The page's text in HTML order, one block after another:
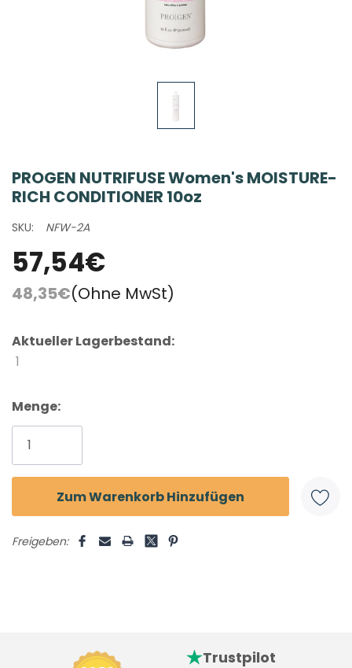
PROGEN NUTRIFUSE Women's MOISTURE-
RICH CONDITIONER 10oz
SKU: NFW-2A
57,54€
48,35€(Ohne MwSt)
Aktueller Lagerbestand:
1
Menge:
Freigeben:
Trustpilot